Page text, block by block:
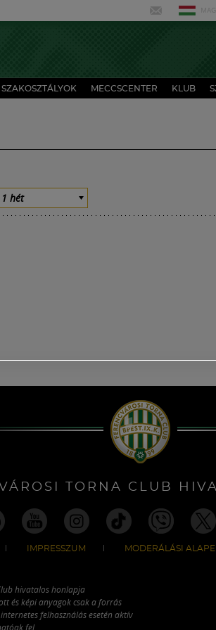
SZAKOSZTÁLYOK MECCSCENTER KLUB
hét
TORNA CLUB
IMPRESSZUM MODERÁLÁSI
hivatalos honlapja
és képi anyagok csak a forrás
felhasználás esetén aktív
fel.